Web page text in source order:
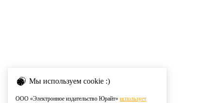
Мы используем cookie :)
ООО «Электронное издательство Юрайт» использует